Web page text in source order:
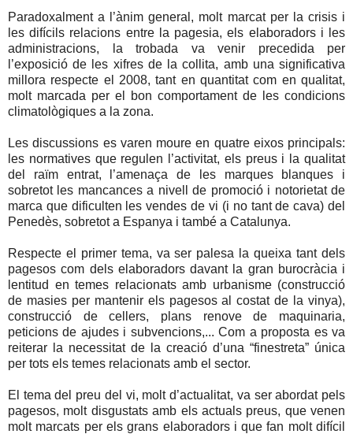
Paradoxalment a l’ànim general, molt marcat per la crisis i
les difícils relacions entre la pagesia, els elaboradors i les
administracions, la trobada va venir precedida per
l’exposició de les xifres de la collita, amb una significativa
millora respecte el 2008, tant en quantitat com en qualitat,
molt marcada per el bon comportament de les condicions
climatològiques a la zona.
Les discussions es varen moure en quatre eixos principals:
les normatives que regulen l’activitat, els preus i la qualitat
del raïm entrat, l’amenaça de les marques blanques i
sobretot les mancances a nivell de promoció i notorietat de
marca que dificulten les vendes de vi (i no tant de cava) del
Penedès, sobretot a Espanya i també a Catalunya.
Respecte el primer tema, va ser palesa la queixa tant dels
pagesos com dels elaboradors davant la gran burocràcia i
lentitud en temes relacionats amb urbanisme (construcció
de masies per mantenir els pagesos al costat de la vinya),
construcció de cellers, plans renove de maquinaria,
peticions de ajudes i subvencions,... Com a proposta es va
reiterar la necessitat de la creació d’una “finestreta” única
per tots els temes relacionats amb el sector.
El tema del preu del vi, molt d’actualitat, va ser abordat pels
pagesos, molt disgustats amb els actuals preus, que venen
molt marcats per els grans elaboradors i que fan molt difícil